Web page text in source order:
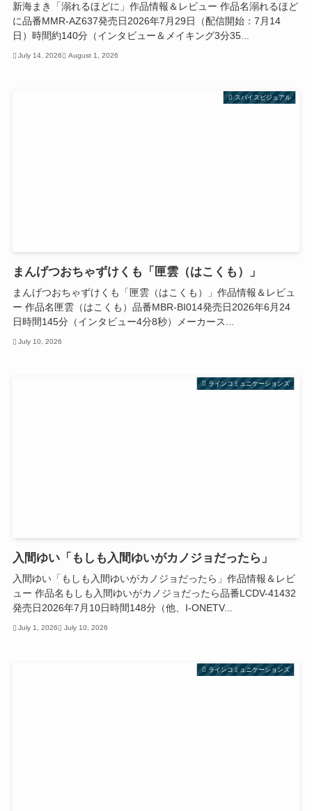
新海まき「溺れるほどに」作品情報＆レビュー 作品名溺れるほど
に品番MMR-AZ637発売日2026年7月29日（配信開始：7月14
日）時間約140分（インタビュー＆メイキング3分35...
July 14, 2026 August 1, 2026
スパイスビジュアル
まんげつおちゃずけくも「匣雲（はこくも）」
まんげつおちゃずけくも「匣雲（はこくも）」作品情報＆レビュ
ー 作品名匣雲（はこくも）品番MBR-BI014発売日2026年6月24
日時間145分（インタビュー4分8秒）メーカース...
July 10, 2026
ラインコミュニケーションズ
入間ゆい「もしも入間ゆいがカノジョだったら」
入間ゆい「もしも入間ゆいがカノジョだったら」作品情報＆レビ
ュー 作品名もしも入間ゆいがカノジョだったら品番LCDV-41432
発売日2026年7月10日時間148分（他、I-ONETV...
July 1, 2026 July 10, 2026
ラインコミュニケーションズ